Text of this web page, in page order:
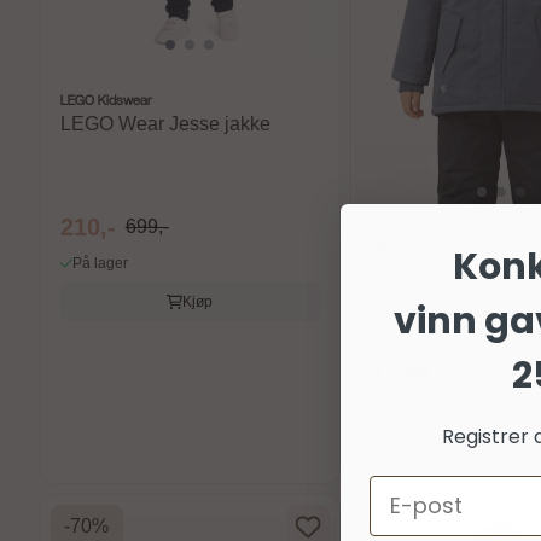
LEGO Kidswear
LEGO Wear Jesse jakke
210,- 699,-
På lager
Kjøp
Wheat, Jacket
Greyblue
-70% -70%
vinn
Registrer
Email